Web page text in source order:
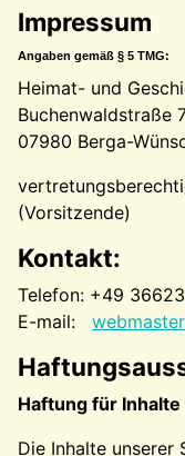
Impressum
Angaben gemäß § 5 TMG:
Heimat- und
Buchenwaldstraße
07980 Berga-
(Vorsitzende)
Kontakt:
Telefon: +49
E-mail:
Haftung für Inhalte
Die Inhalte